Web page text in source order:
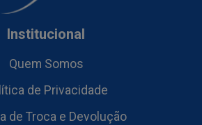
Institucional
Quem Somos
de Privacidade
de Troca e Devolução